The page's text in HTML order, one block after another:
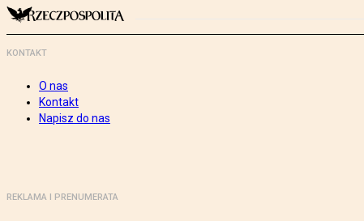
KONTAKT
O nas
Kontakt
Napisz do nas
REKLAMA I PRENUMERATA